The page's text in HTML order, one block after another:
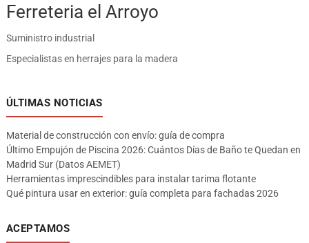
Ferreteria el Arroyo
Suministro industrial
Especialistas en herrajes para la madera
ÚLTIMAS NOTICIAS
Material de construcción con envío: guía de compra
Último Empujón de Piscina 2026: Cuántos Días de Baño te Quedan en
Madrid Sur (Datos AEMET)
Herramientas imprescindibles para instalar tarima flotante
Qué pintura usar en exterior: guía completa para fachadas 2026
ACEPTAMOS